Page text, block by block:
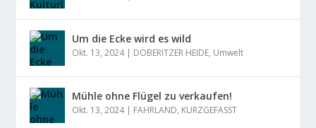
Um die Ecke wird es wild
Okt. 13, 2024| DÖBERITZER HEIDE, Umwelt
Mühle ohne Flügel zu verkaufen!
Okt. 13, 2024| FAHRLAND, KURZGEFASST